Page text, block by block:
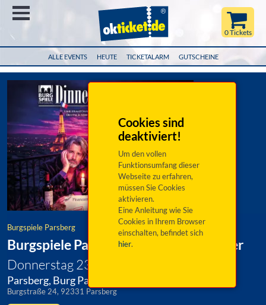
ALLE EVENTS HEUTE TICKETALARM GUTSCHEINE
0 Tickets
Cookies sind
deaktiviert!
Um den vollen
Funktionsumfang dieser
Webseite zu erfahren,
müssen Sie Cookies
aktivieren.
Eine Anleitung wie Sie
Cookies in Ihrem Browser
einschalten, befindet sich
hier.
Burgspiele Parsberg
Burgspiele Parsberg: Dinner für Spinner
Donnerstag 23. Juli 2026
Parsberg, Burg Parsberg
Burgstraße 24, 92331 Parsberg